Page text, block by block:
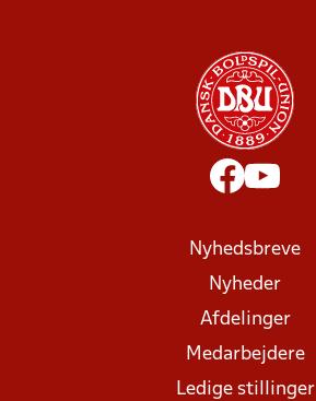
Nyhedsbreve
Nyheder
Afdelinger
Medarbejdere
Ledige stillinger